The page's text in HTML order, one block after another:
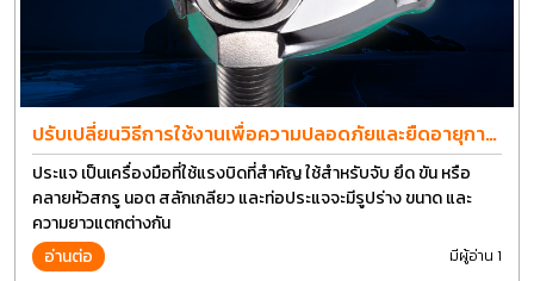
ปรับเปลี่ยนวิธีการใช้งานเพื่อความปลอดภัยและยืดอายุการ
ใช้งานประแจได้อีกนาน
ประแจ เป็นเครื่องมือที่ใช้แรงบิดที่สำคัญ ใช้สำหรับจับ ยึด ขัน หรือ
คลายหัวสกรู นอต สลักเกลียว และท่อประแจจะมีรูปร่าง ขนาด และ
ความยาวแตกต่างกัน
อ่านต่อ
มีผู้อ่าน 1